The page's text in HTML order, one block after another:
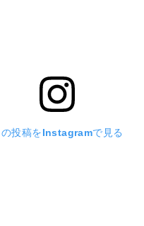
の投稿をInstagramで見る